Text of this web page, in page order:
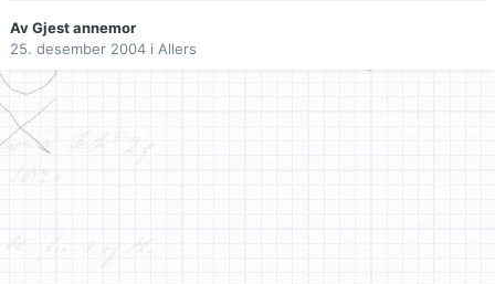
Av Gjest annemor
25. desember 2004 i Allers